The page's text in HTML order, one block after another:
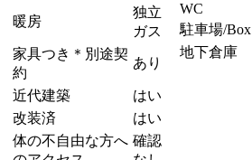
暖房
独立
ガス
家具つき＊別途契
約
あり
近代建築
はい
改装済
はい
体の不自由な方へ 確認
WC
駐車場/Box
地下倉庫